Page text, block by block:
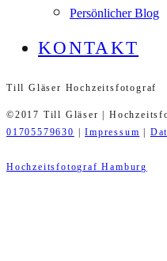
Persönlicher Blog
KONTAKT
Till Gläser Hochzeitsfotograf
©2017 Till Gläser |
01705579630
|Impressum
Hochzeitsfotograf Hamburg